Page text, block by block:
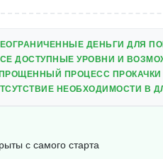
ДЕНЬГИ ДЛЯ
ДОСТУПНЫЕ УРОВНИ И
ПРОЦЕСС
НЕОБХОДИМОСТИ В
с самого старта